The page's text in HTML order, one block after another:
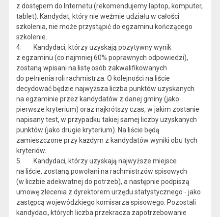
z dostępem do Internetu (rekomendujemy laptop, komputer,
tablet). Kandydat, który nie weźmie udziału w całości
szkolenia, nie może przystąpić do egzaminu kończącego
szkolenie.
4. Kandydaci, którzy uzyskają pozytywny wynik
z egzaminu (co najmniej 60% poprawnych odpowiedzi),
zostaną wpisani na listę osób zakwalifikowanych
do pełnienia roli rachmistrza. O kolejności na liście
decydować będzie najwyższa liczba punktów uzyskanych
na egzaminie przez kandydatów z danej gminy (jako
pierwsze kryterium) oraz najkrótszy czas, w jakim zostanie
napisany test, w przypadku takiej samej liczby uzyskanych
punktów (jako drugie kryterium). Na liście będą
zamieszczone przy każdym z kandydatów wyniki obu tych
kryteriów.
5. Kandydaci, którzy uzyskają najwyższe miejsce
na liście, zostaną powołani na rachmistrzów spisowych
(w liczbie adekwatnej do potrzeb), a następnie podpiszą
umowę zlecenia z dyrektorem urzędu statystycznego - jako
zastępcą wojewódzkiego komisarza spisowego. Pozostali
kandydaci, których liczba przekracza zapotrzebowanie